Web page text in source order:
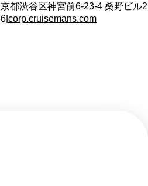
都渋谷区神宮前6-23-4 桑野ビル2
corp.cruisemans.com